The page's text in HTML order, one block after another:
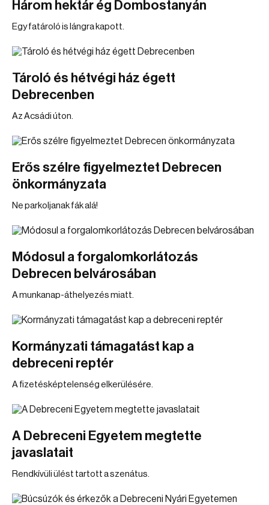
Három hektár ég Dombostanyán
Egy fatároló is lángra kapott.
Tároló és hétvégi ház égett
Debrecenben
Az Acsádi úton.
Erős szélre figyelmeztet Debrecen
önkormányzata
Ne parkoljanak fák alá!
Módosul a forgalomkorlátozás
Debrecen belvárosában
A munkanap-áthelyezés miatt.
Kormányzati támagatást kap a
debreceni reptér
A fizetésképtelenség elkerülésére.
A Debreceni Egyetem megtette
javaslatait
Rendkívüli ülést tartott a szenátus.